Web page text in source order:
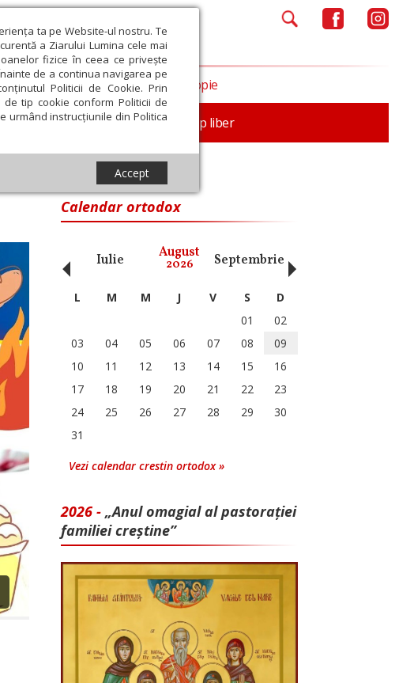
ta pe Website-ul nostru. Te
a Ziarului Lumina cele mai
fizice în ceea ce privește
de a continua navigarea pe
Politicii de Cookie. Prin
tip cookie conform Politicii de
urmând instrucțiunile din Politica
Accept
Societate
și știință Familie Timp liber
Opinii Filantropie
Calendar ortodox
Iulie August
2026 Septembrie Octombrie
‹ L M M J V S
D
01
02
03
04 05 06 07 08
09
10
11 12 13 14 15
16
17
18 19 20 21 22
23
24
25 26 27 28 29
30
31
Vezi calendar crestin ortodox »
2026 - „Anul omagial al pastorației
familiei creștine”